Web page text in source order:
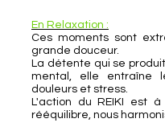
En Relaxation :
Ces moments sont
grande douceur.
La détente qui se
mental, elle entraîne
douleurs et stress.
L'action du REIKI est
rééquilibre, nous